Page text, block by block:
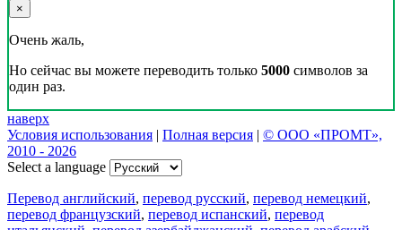
×
Очень жаль,
Но сейчас вы можете переводить только 5000 символов за
один раз.
наверх
Условия использования | Полная версия | © ООО «ПРОМТ»,
2010 - 2026
Select a language
Перевод английский, перевод русский, перевод немецкий,
перевод французский, перевод испанский, перевод